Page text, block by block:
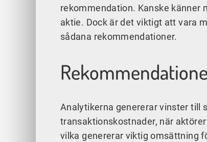
rekommendation. Kanske känner
aktie. Dock är det viktigt att vara
sådana rekommendationer.
Analytikerna genererar vinster till
transaktionskostnader, när
vilka genererar viktig omsättning